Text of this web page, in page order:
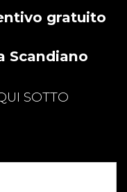
gratuito
Scandiano
SOTTO